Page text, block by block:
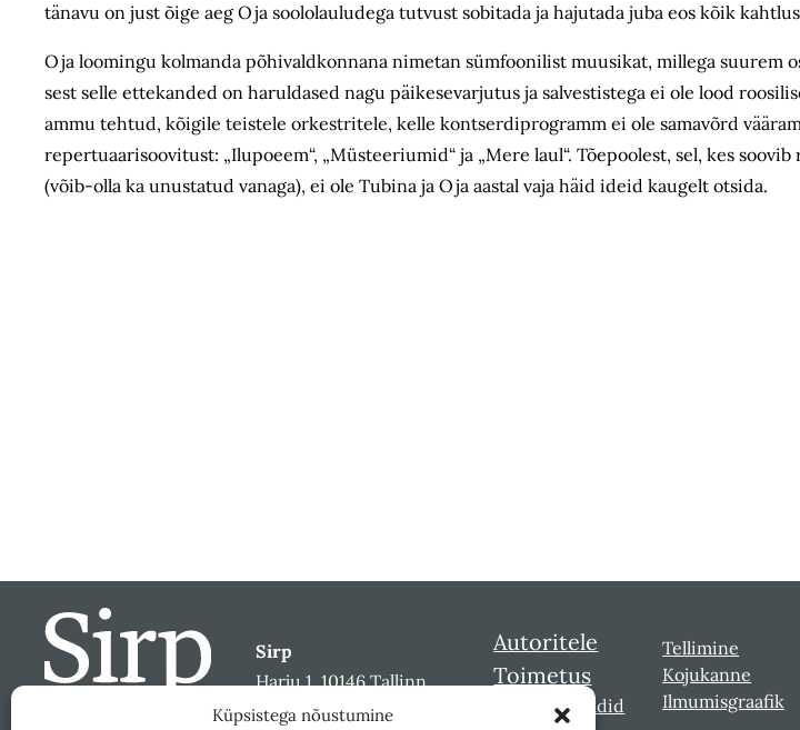
Küpsistega nõustumine
tänavu on just õige aeg Oja soololauludega tutvust sobitada ja hajutada juba eos kõik
Oja loomingu kolmanda põhivaldkonnana nimetan sümfoonilist muusikat, millega suurem
sest selle ette­kanded on haruldased nagu päikesevarjutus ja salvestistega ei ole lood
ammu tehtud, kõigile teistele orkestritele, kelle kontserdiprogramm ei ole samavõrd
repertuaarisoovitust: „Ilupoeem“, „Müsteeriumid“ ja „Mere laul“. Tõepoolest, sel, kes
(võib-olla ka unustatud vanaga), ei ole Tubina ja Oja aastal vaja häid ideid kaugelt otsida.
Sirp
Harju 1, 10146 Tallinn
sirp@sirp.ee
Autoritele
Toimetus
Sirbi laureaadid
Tellimine
Kojukanne
Ilmumisgraafik